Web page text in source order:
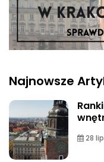
Najnowsze
28